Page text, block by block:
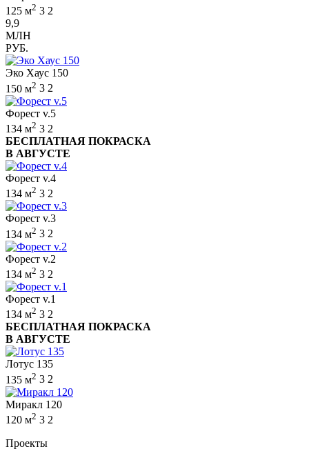
125 м2 3 2
9,9
МЛН
РУБ.
Эко Хаус 150
150 м2 3 2
Форест v.5
134 м2 3 2
БЕСПЛАТНАЯ ПОКРАСКА
В АВГУСТЕ
Форест v.4
134 м2 3 2
Форест v.3
134 м2 3 2
Форест v.2
134 м2 3 2
Форест v.1
134 м2 3 2
БЕСПЛАТНАЯ ПОКРАСКА
В АВГУСТЕ
Лотус 135
135 м2 3 2
Миракл 120
120 м2 3 2
Проекты